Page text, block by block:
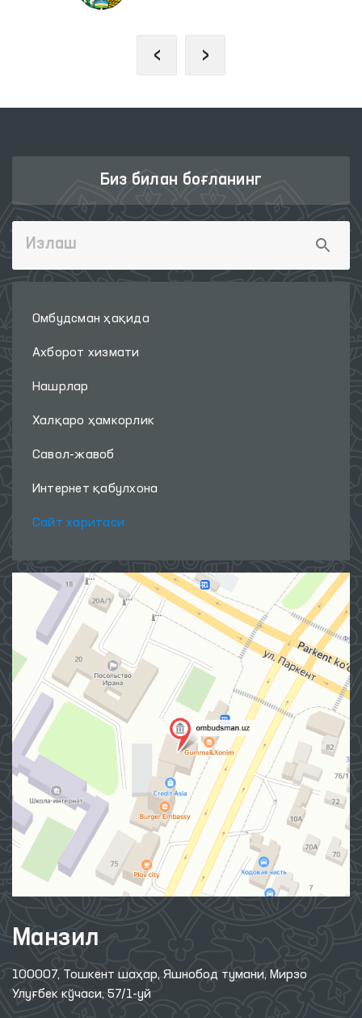
‹ ›
Биз билан боғланинг
Омбудсман ҳақида
Ахборот хизмати
Нашрлар
Халқаро ҳамкорлик
Савол-жавоб
Интернет қабулхона
Сайт харитаси
Манзил
100007, Тошкент шаҳар, Яшнобод тумани, Мирзо
Улуғбек кўчаси, 57/1-уй